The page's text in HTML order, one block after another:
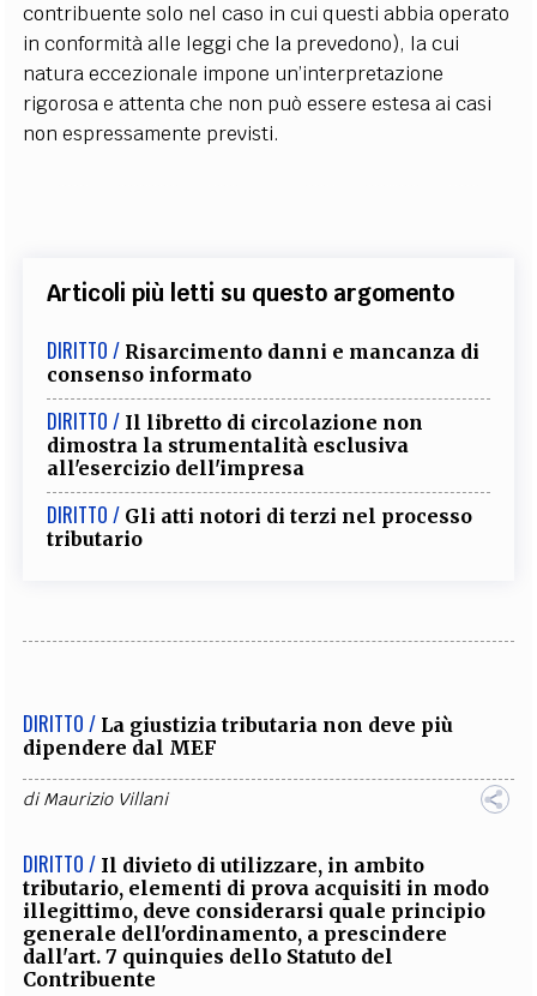
contribuente solo nel caso in cui questi abbia operato
in conformità alle leggi che la prevedono), la cui
natura eccezionale impone un’interpretazione
rigorosa e attenta che non può essere estesa ai casi
non espressamente previsti.
Articoli più letti su questo argomento
DIRITTO / Risarcimento danni e mancanza di
consenso informato
DIRITTO / Il libretto di circolazione non
dimostra la strumentalità esclusiva
all'esercizio dell'impresa
DIRITTO / Gli atti notori di terzi nel processo
tributario
DIRITTO / La giustizia tributaria non deve più
dipendere dal MEF
diMaurizio Villani
DIRITTO / Il divieto di utilizzare, in ambito
tributario, elementi di prova acquisiti in modo
illegittimo, deve considerarsi quale principio
generale dell'ordinamento, a prescindere
dall'art. 7 quinquies dello Statuto del
Contribuente